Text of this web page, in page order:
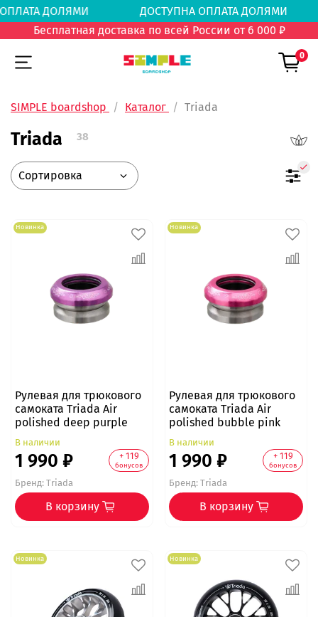
ОПЛАТА ДОЛЯМИ
ДОСТУПНА ОПЛАТА
Бесплатная доставка по всей России от 6 000 ₽
0
SIMPLE boardshop Каталог Triada
Triada 38
Новинка
Рулевая для трюкового
самоката Triada Air
polished deep purple
В наличии
1 990 ₽ + 119
бонусов
Бренд:Triada
В корзину
Новинка
Рулевая для трюкового
самоката Triada Air
polished bubble pink
В наличии
1 990 ₽ + 119
бонусов
Бренд:Triada
В корзину
Новинка Новинка